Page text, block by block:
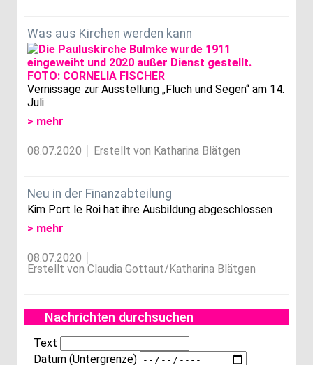
Was aus Kirchen werden kann
Vernissage zur Ausstellung „Fluch und Segen“ am 14.
Juli
> mehr
08.07.2020 Erstellt von Katharina Blätgen
Neu in der Finanzabteilung
Kim Port le Roi hat ihre Ausbildung abgeschlossen
> mehr
08.07.2020
Erstellt von Claudia Gottaut/Katharina Blätgen
Nachrichten durchsuchen
Text
Datum (Untergrenze)